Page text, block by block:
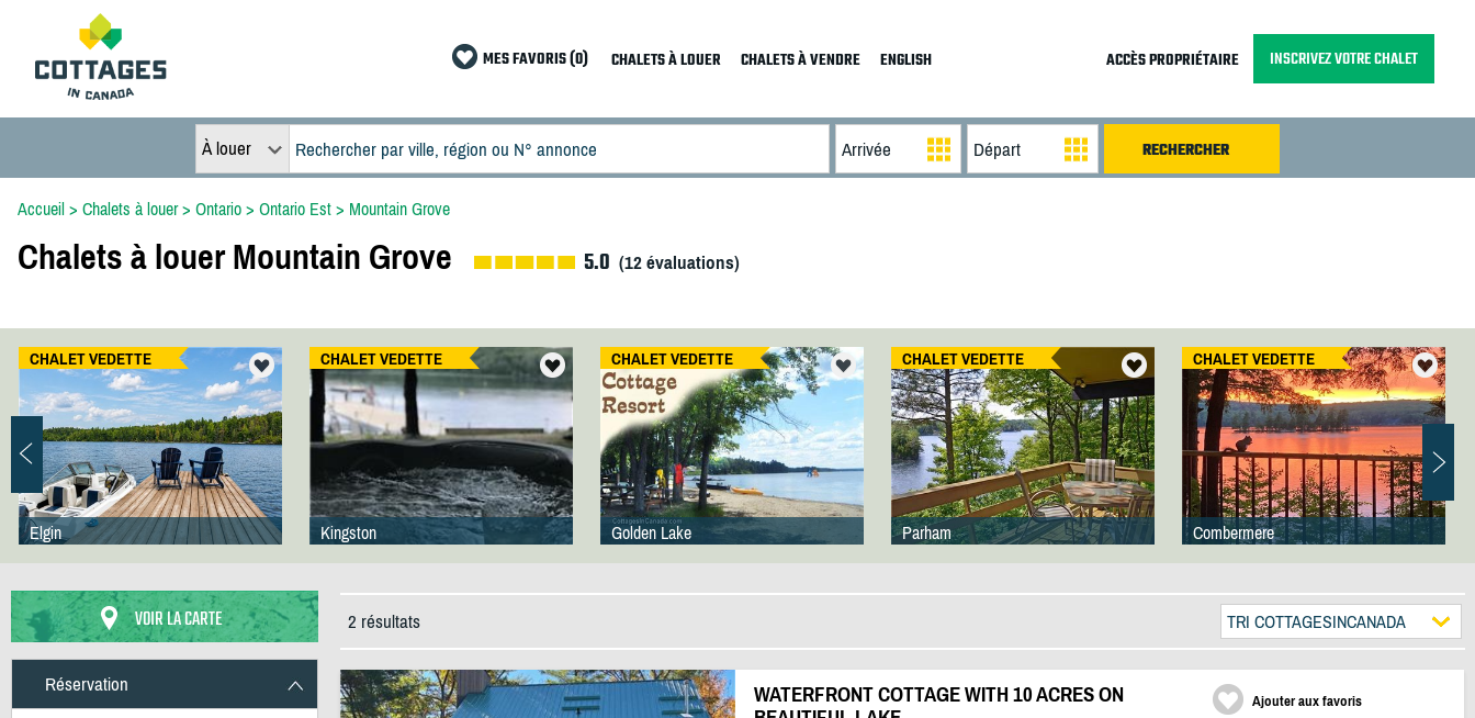
MES FAVORIS (0) CHALETS À LOUER CHALETS À VENDRE ENGLISH ACCÈS PROPRIÉTAIRE INSCRIVEZ VOTRE CHALET
À louer
Accueil> Chalets à louer> Ontario> Ontario Est> Mountain Grove
Chalets à louer Mountain Grove 5.0 (12évaluations)
CHALET VEDETTE
Elgin
CHALET VEDETTE
Kingston
CHALET VEDETTE
Golden Lake
CHALET VEDETTE
Parham
CHALET VEDETTE
Combermere
VOIR LA CARTE
Réservation
2 résultats TRI COTTAGESINCANADA
WATERFRONT COTTAGE WITH 10 ACRES ON
Ajouter aux favoris